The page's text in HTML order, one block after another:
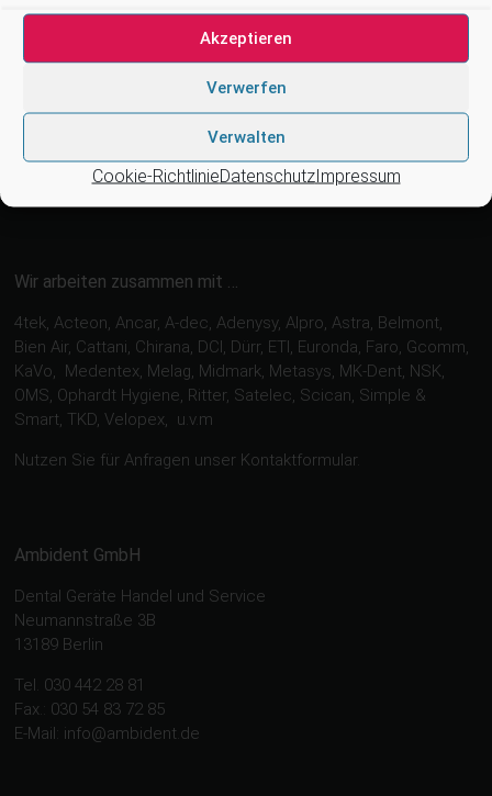
Akzeptieren
Verwerfen
Verwalten
Cookie-RichtlinieDatenschutzImpressum
Cookie-Richtlinie (EU)
Suchen
Suchen
Wir arbeiten zusammen mit …
4tek, Acteon, Ancar, A-dec, Adenysy, Alpro, Astra, Belmont,
Bien Air, Cattani, Chirana, DCI, Dürr, ETI, Euronda, Faro, Gcomm,
KaVo, Medentex, Melag, Midmark, Metasys, MK-Dent, NSK,
OMS, Ophardt Hygiene, Ritter, Satelec, Scican, Simple &
Smart, TKD, Velopex, u.v.m
Nutzen Sie für Anfragen unser Kontaktformular.
Ambident GmbH
Dental Geräte Handel und Service
Neumannstraße 3B
13189 Berlin
Tel. 030 442 28 81
Fax.: 030 54 83 72 85
E-Mail: info@ambident.de